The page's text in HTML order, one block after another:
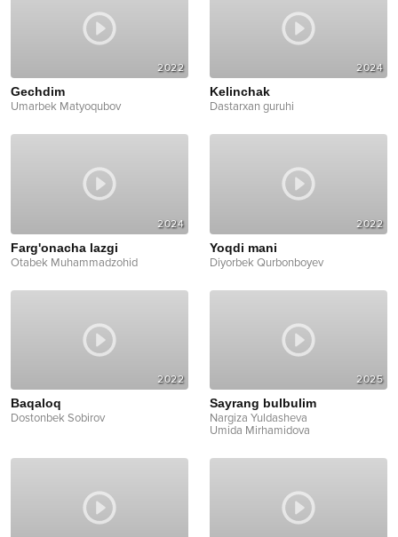
2022
Gechdim
Umarbek Matyoqubov
2024
Kelinchak
Dastarxan guruhi
2024
Farg'onacha lazgi
Otabek Muhammadzohid
2022
Yoqdi mani
Diyorbek Qurbonboyev
2022
Baqaloq
Dostonbek Sobirov
2025
Sayrang bulbulim
Nargiza Yuldasheva
Umida Mirhamidova